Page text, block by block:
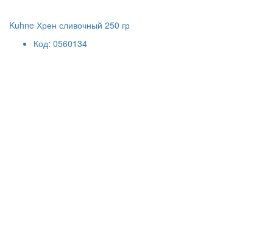
Kuhne Хрен сливочный 250 гр
Код: 0560134